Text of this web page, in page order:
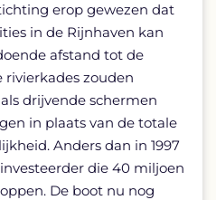
erop gewezen dat
in de Rijnhaven kan
afstand tot de
rivierkades zouden
drijvende schermen
in plaats van de totale
Anders dan in 1997
die 40 miljoen
De boot nu nog